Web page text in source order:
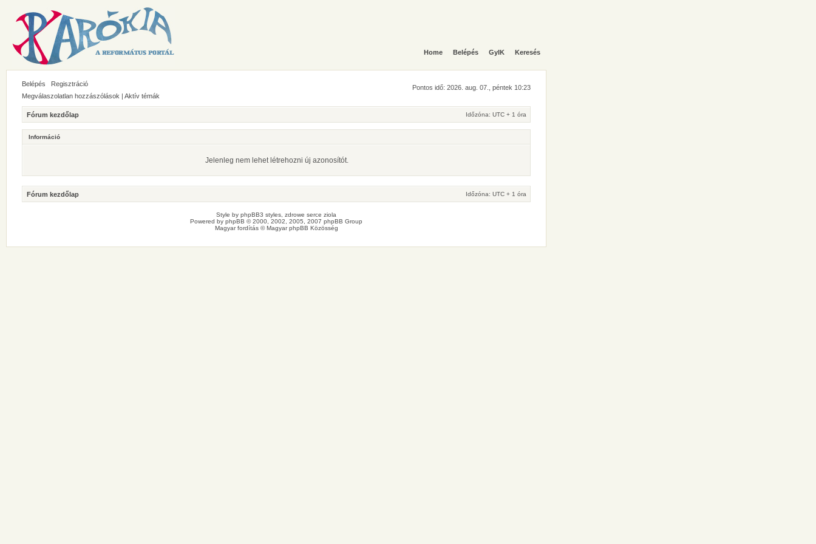
Home Belépés GyIK Keresés
Belépés Regisztráció
Pontos idő: 2026. aug. 07., péntek 10:23
Megválaszolatlan hozzászólások | Aktív témák
Fórum kezdőlap Időzóna: UTC + 1 óra
Információ
Jelenleg nem lehet létrehozni új azonosítót.
Fórum kezdőlap Időzóna: UTC + 1 óra
Style by phpBB3 styles , zdrowe serce ziola
Powered by phpBB © 2000, 2002, 2005, 2007 phpBB Group
Magyar fordítás ©Magyar phpBB Közösség